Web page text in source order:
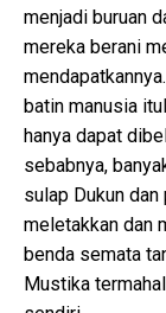
menjadi buruan
mereka berani
batin manusia
hanya dapat
sebabnya,
sulap Dukun
meletakkan dan
benda semata
Mustika